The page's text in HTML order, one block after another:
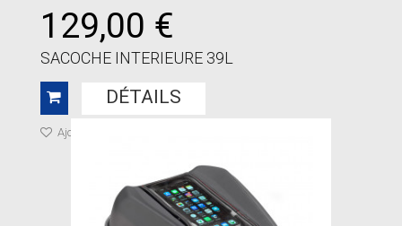
129,00 €
SACOCHE INTERIEURE 39L
DÉTAILS
Ajouter à ma liste de cadeaux